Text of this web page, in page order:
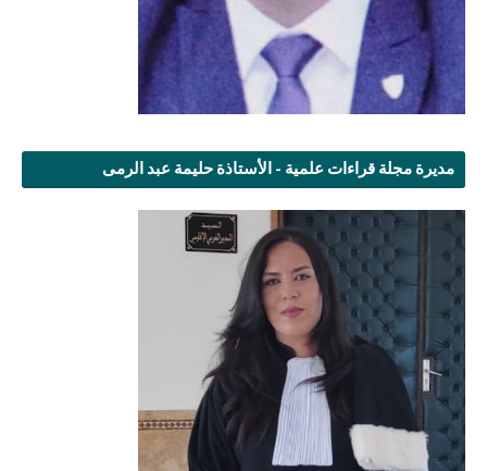
مديرة مجلة قراءات علمية - الأستاذة حليمة عبد الرمى